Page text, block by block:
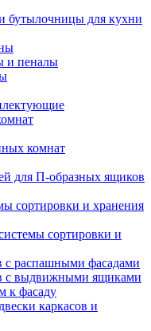
бутылочницы для кухни
и пеналы
комнат
для П-образных ящиков
сортировки и хранения
сортировки и
с распашными фасадами
с выдвижными ящиками
к фасаду
каркасов и